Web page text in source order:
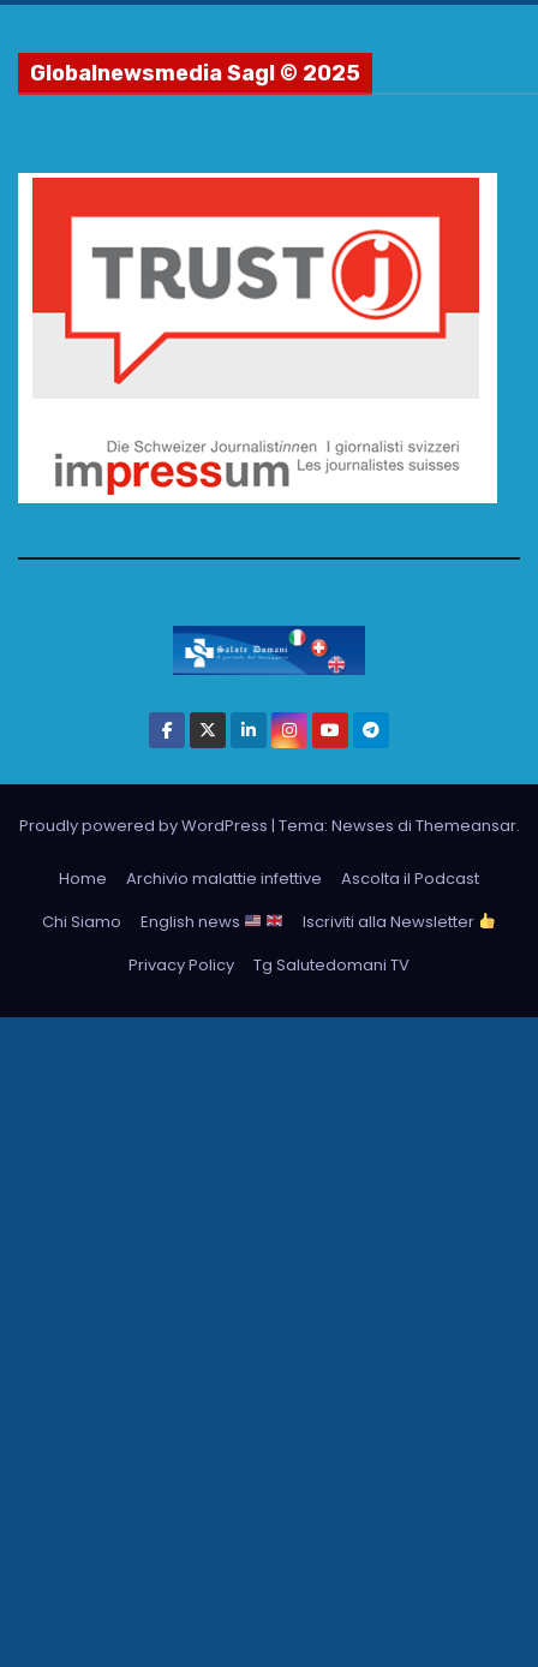
Globalnewsmedia Sagl © 2025
Proudly powered by WordPress | Tema: Newses di Themeansar.
Home Archivio malattie infettive
Ascolta il Podcast
Chi Siamo
English news
Iscriviti alla Newsletter
Privacy Policy
Tg Salutedomani TV